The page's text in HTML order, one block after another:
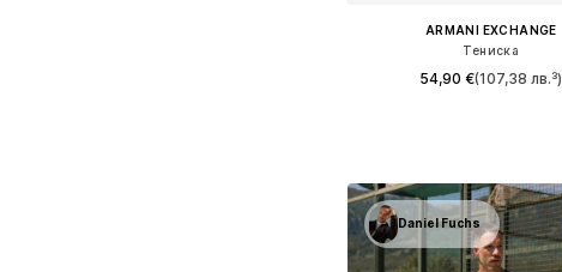
ARMANI EXCHANGE
Тениска
54,90 €(107,38 лв.³)
Daniel Fuchs